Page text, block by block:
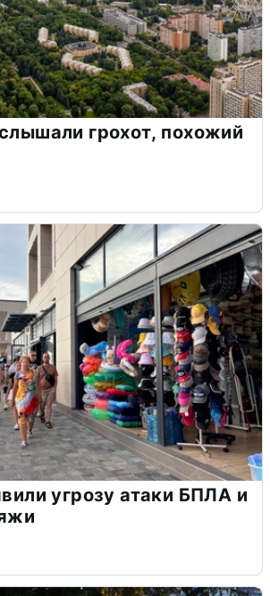
грохот, похожий
угрозу атаки БПЛА и